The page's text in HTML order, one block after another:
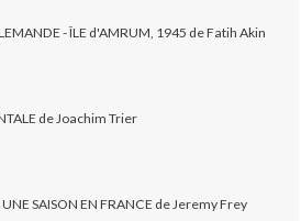
- ÎLE d'AMRUM, 1945 de Fatih Akin
de Joachim Trier
SAISON EN FRANCE de Jeremy Frey